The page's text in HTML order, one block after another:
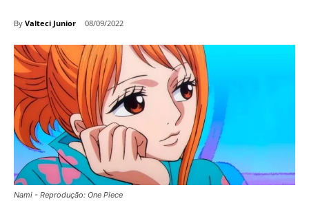
By Valteci Junior 08/09/2022
Nami - Reprodução: One Piece